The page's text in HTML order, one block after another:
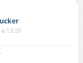
13:26